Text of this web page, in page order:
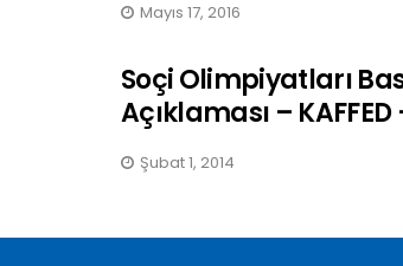
Mayıs 17, 2016
Soçi Olimpiyatları
Açıklaması – KAFFED
Şubat 1, 2014